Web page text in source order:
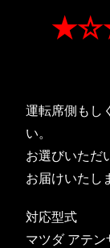
運転席側もし
い。
お選びいただ
お届けいたし
対応型式
マツダ アテン